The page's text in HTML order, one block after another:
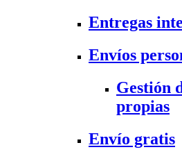
Entregas
Envíos
Gestión
propias
Envío gratis